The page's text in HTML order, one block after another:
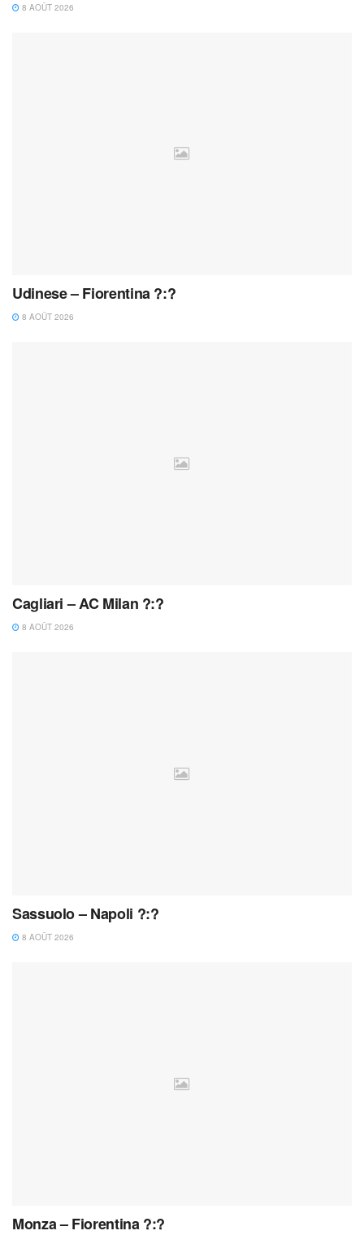
8 AOÛT 2026
Udinese – Fiorentina ?:?
8 AOÛT 2026
Cagliari – AC Milan ?:?
8 AOÛT 2026
Sassuolo – Napoli ?:?
8 AOÛT 2026
Monza – Fiorentina ?:?